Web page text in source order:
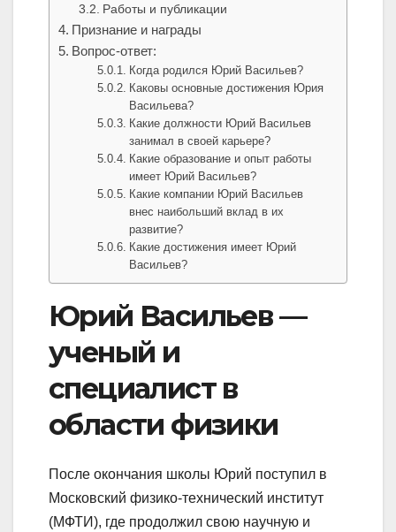
Работы и публикации
Признание и награды
Вопрос-ответ:
Когда родился Юрий Васильев?
Каковы основные достижения Юрия
Васильева?
Какие должности Юрий Васильев
занимал в своей карьере?
Какие образование и опыт работы
имеет Юрий Васильев?
Какие компании Юрий Васильев
внес наибольший вклад в их
развитие?
Какие достижения имеет Юрий
Васильев?
Юрий Васильев —
ученый и
специалист в
области физики
После окончания школы Юрий поступил в
Московский физико-технический институт
(МФТИ), где продолжил свою научную и